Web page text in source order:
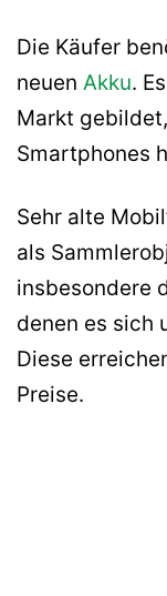
Die Käufer
neuen Akku.
Markt
Smartphones
Sehr alte
als
insbesondere
denen es sich
Diese
Preise.